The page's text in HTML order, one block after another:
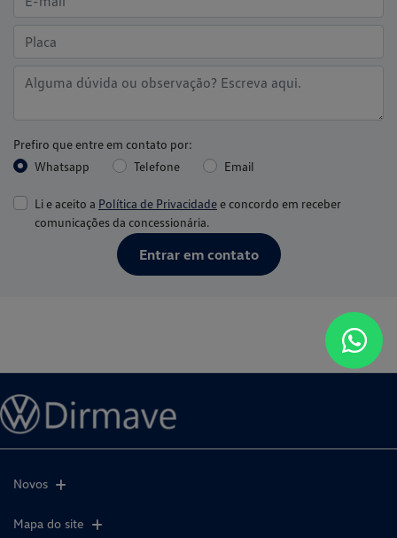
Prefiro que entre em contato por:
Whatsapp
Telefone Email
Li e aceito a Política de Privacidadee concordo em receber
comunicações da concessionária.
Entrar em contato
Novos
Mapa do site